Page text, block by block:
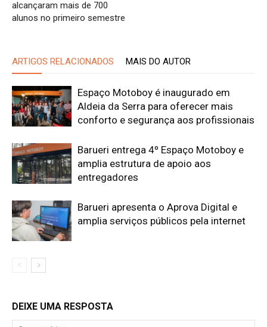
alcançaram mais de 700
alunos no primeiro semestre
ARTIGOS RELACIONADOS MAIS DO AUTOR
Espaço Motoboy é inaugurado em
Aldeia da Serra para oferecer mais
conforto e segurança aos profissionais
Barueri entrega 4º Espaço Motoboy e
amplia estrutura de apoio aos
entregadores
Barueri apresenta o Aprova Digital e
amplia serviços públicos pela internet
DEIXE UMA RESPOSTA